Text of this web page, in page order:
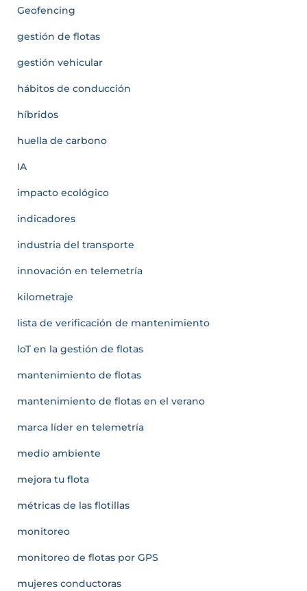
Geofencing
gestión de flotas
gestión vehicular
hábitos de conducción
híbridos
huella de carbono
IA
impacto ecológico
indicadores
industria del transporte
innovación en telemetría
kilometraje
lista de verificación de mantenimiento
loT en la gestión de flotas
mantenimiento de flotas
mantenimiento de flotas en el verano
marca líder en telemetría
medio ambiente
mejora tu flota
métricas de las flotillas
monitoreo
monitoreo de flotas por GPS
mujeres conductoras